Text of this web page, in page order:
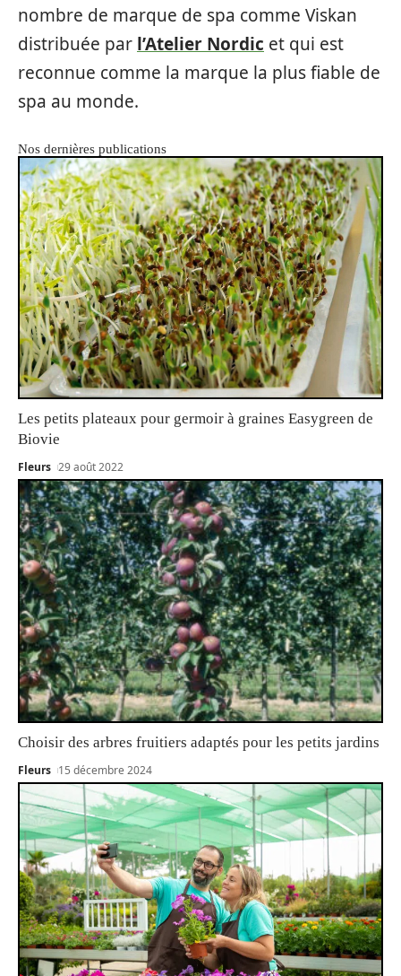
nombre de marque de spa comme Viskan
distribuée par l’Atelier Nordic et qui est
reconnue comme la marque la plus fiable de
spa au monde.
Nos dernières publications
Les petits plateaux pour germoir à graines Easygreen de
Biovie
Fleurs 29 août 2022
Choisir des arbres fruitiers adaptés pour les petits jardins
Fleurs 15 décembre 2024